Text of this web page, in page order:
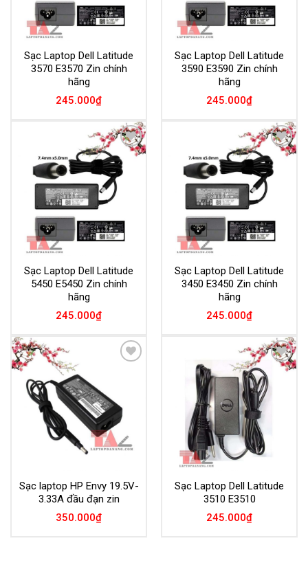
Sạc Laptop Dell Latitude
3570 E3570 Zin chính
hãng
245.000₫
Sạc Laptop Dell Latitude
3590 E3590 Zin chính
hãng
245.000₫
Add to
Wishlist
Sạc Laptop Dell Latitude
5450 E5450 Zin chính
hãng
245.000₫
Add to
Wishlist
Sạc Laptop Dell Latitude
3450 E3450 Zin chính
hãng
245.000₫
Sạc laptop HP Envy 19.5V-
3.33A đầu đạn zin
350.000₫
Add to
Wishlist
Sạc Laptop Dell Latitude
3510 E3510
245.000₫